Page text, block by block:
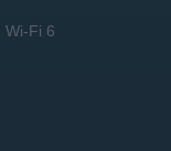
Wi-Fi 6